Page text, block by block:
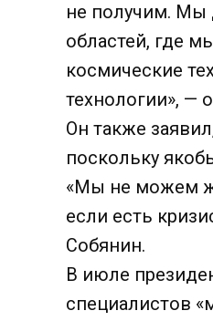
не получим. Мы
областей, где
космические
технологии», —
Он также
поскольку
«Мы не можем
если есть
Собянин.
В июле
специалистов